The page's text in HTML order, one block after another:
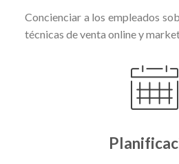
Concienciar a los empleados
técnicas de venta online y